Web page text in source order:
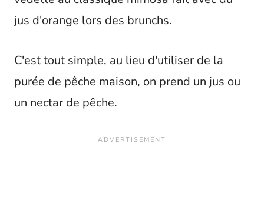
jus d'orange lors des brunchs.
C'est tout simple, au lieu d'utiliser de la
purée de pêche maison, on prend un jus ou
un nectar de pêche.